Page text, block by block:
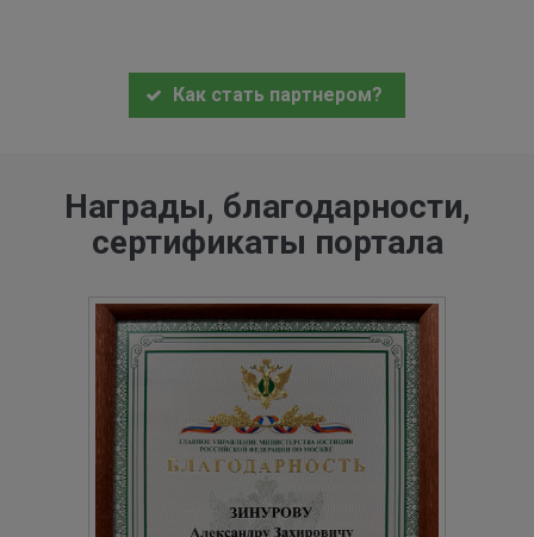
Как стать партнером?
Награды, благодарности,
сертификаты портала